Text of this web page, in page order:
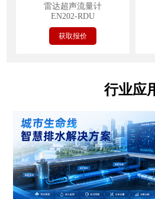
雷达超声流量计
EN202-RDU
获取报价
行业应